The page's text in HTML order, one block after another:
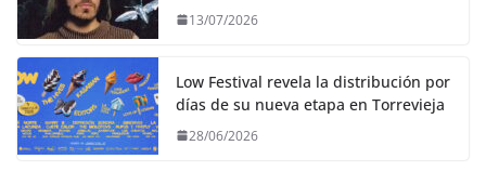
13/07/2026
Low Festival revela la distribución por
días de su nueva etapa en Torrevieja
28/06/2026